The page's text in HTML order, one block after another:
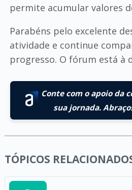
permite acumular valores
Parabéns pelo excelente
atividade e continue
progresso. O fórum está à
Conte com o apoio da
sua jornada.
TÓPICOS